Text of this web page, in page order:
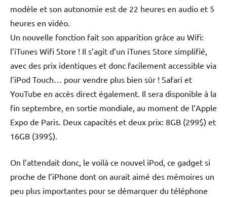
modèle et son autonomie est de 22 heures en audio et 5
heures en vidéo.
Un nouvelle fonction fait son apparition grâce au Wifi:
l’iTunes Wifi Store ! Il s’agit d’un iTunes Store simplifié,
avec des prix identiques et donc facilement accessible via
l’iPod Touch… pour vendre plus bien sûr ! Safari et
YouTube en accès direct également. Il sera disponible à la
fin septembre, en sortie mondiale, au moment de l’Apple
Expo de Paris. Deux capacités et deux prix: 8GB (299$) et
16GB (399$).
On l’attendait donc, le voilà ce nouvel iPod, ce gadget si
proche de l’iPhone dont on aurait aimé des mémoires un
peu plus importantes pour se démarquer du téléphone